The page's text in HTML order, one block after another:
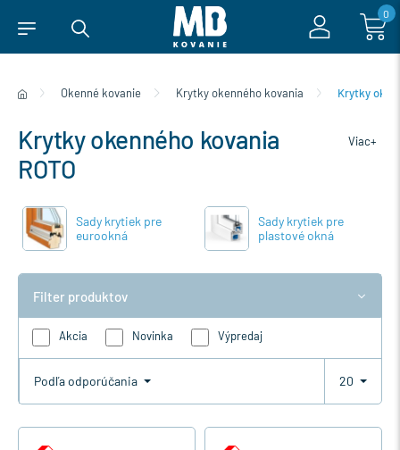
0
Okenné kovanie Krytky okenného kovania Krytky
Krytky okenného kovania
ROTO
Viac+
Sady krytiek pre
eurookná
Sady krytiek pre
plastové okná
Filter produktov
Akcia Novinka Výpredaj
Podľa odporúčania 20